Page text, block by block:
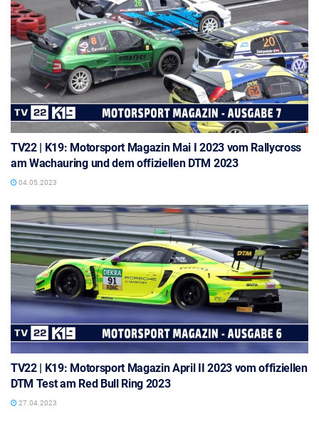
TV22 | K19: Motorsport Magazin Mai I 2023 vom Rallycross
am Wachauring und dem offiziellen DTM 2023
04.05.2023
TV22 | K19: Motorsport Magazin April II 2023 vom offiziellen
DTM Test am Red Bull Ring 2023
27.04.2023